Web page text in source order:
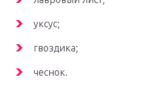
уксус;
гвоздика;
чеснок.